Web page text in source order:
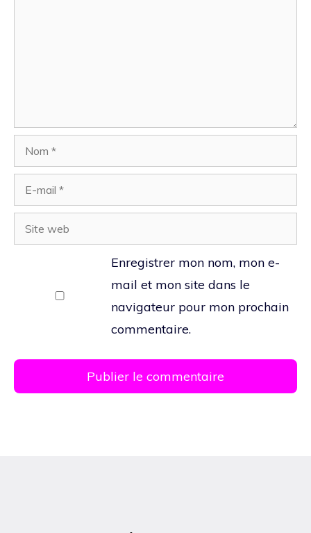
Nom
mail
Site
web
Enregistrer mon nom, mon e-
mail et mon site dans le
navigateur pour mon prochain
commentaire.